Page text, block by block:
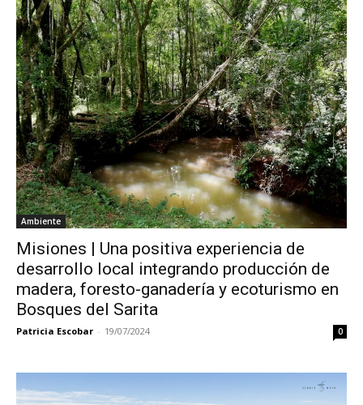
Ambiente
Misiones | Una positiva experiencia de
desarrollo local integrando producción de
madera, foresto-ganadería y ecoturismo en
Bosques del Sarita
Patricia Escobar - 19/07/2024 0